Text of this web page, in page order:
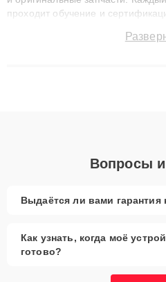
проходит обучение и
сохранением гарантии до 3 лет.
Вопросы
Выдаётся ли вами гарантия
Как узнать, когда моё
готово?